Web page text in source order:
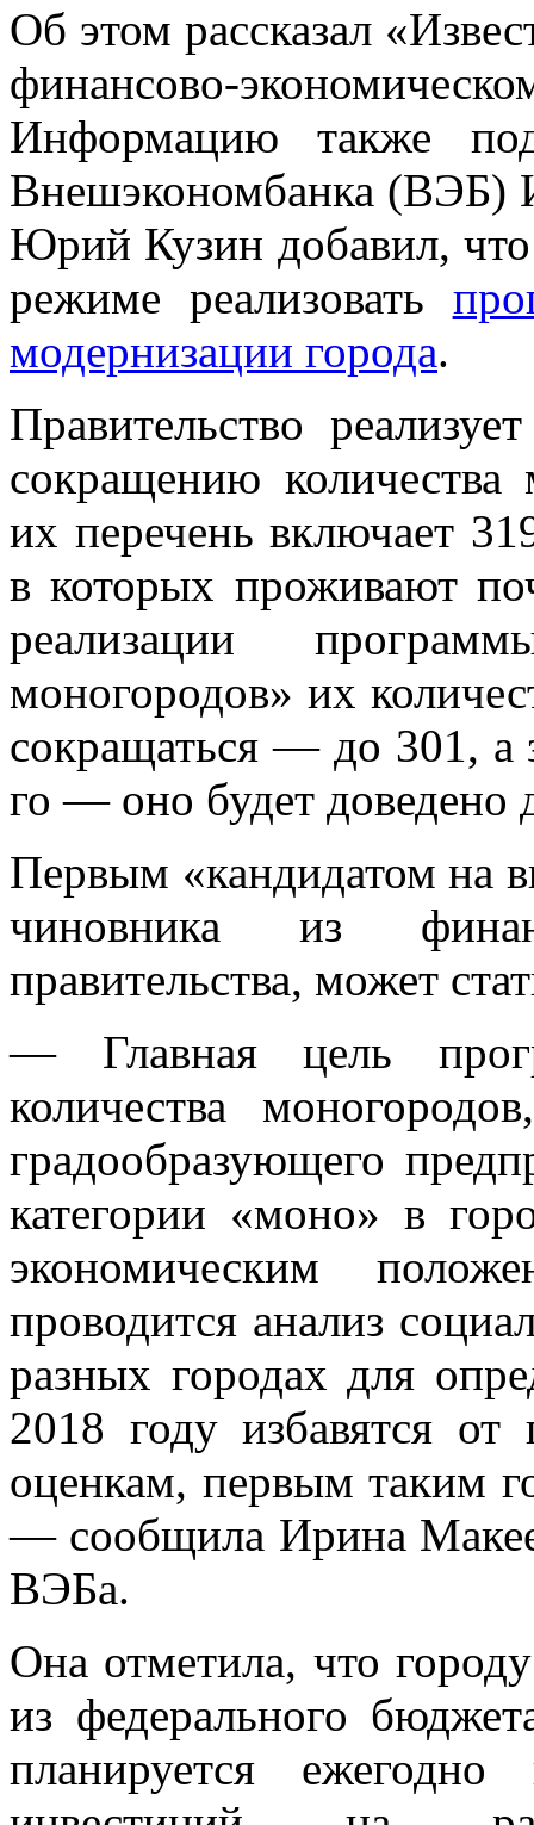
Об этом рассказал
финансово-
Информацию также
Внешэкономбанка (ВЭБ)
Юрий Кузин добавил,
режиме реализовать
модернизации города.
Правительство
сокращению количества
их перечень включает
в которых проживают
реализации
моногородов» их
сокращаться — до 301, а
го — оно будет доведено
Первым «кандидатом на
чиновника из
правительства, может
— Главная цель
количества
градообразующего
категории «моно» в
экономическим
проводится анализ
разных городах для
2018 году избавятся
оценкам, первым таким
— сообщила Ирина
ВЭБа.
Она отметила, что
из федерального
планируется